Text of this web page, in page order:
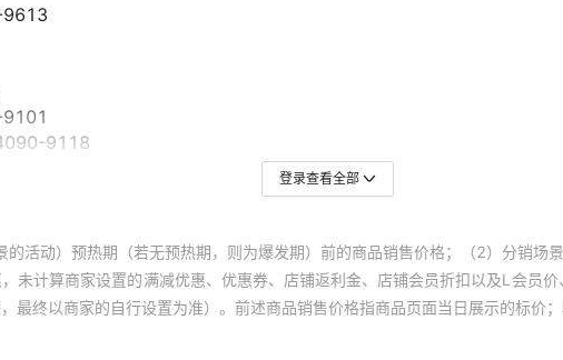
登录查看全部
的活动）预热期（若无预热期，则为爆发期）前的商品销售价格；（2）分销
未计算商家设置的满减优惠、优惠券、店铺返利金、店铺会员折扣以及L会员
终以商家的自行设置为准）。前述商品销售价格指商品页面当日展示的标价